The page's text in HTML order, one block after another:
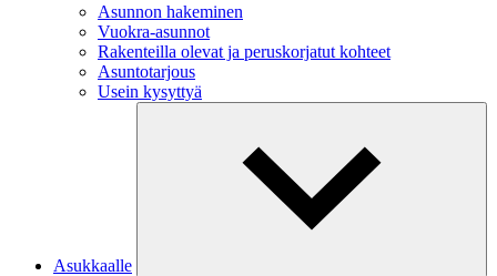
Asunnon hakeminen
Vuokra-asunnot
Rakenteilla olevat ja peruskorjatut kohteet
Asuntotarjous
Usein kysyttyä
Asukkaalle